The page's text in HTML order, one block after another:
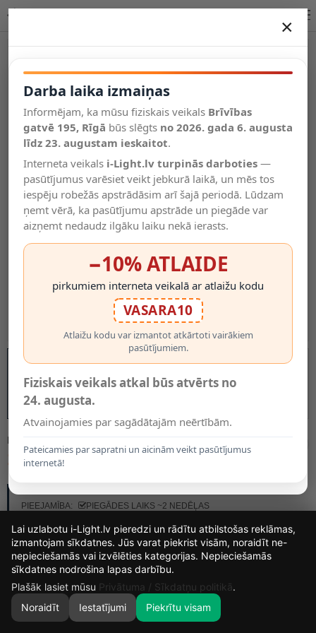
Salīdzināt
Vēlmju
saraksts
Valodas
0
MODELIS:
10.85€
PIEEJAMĪBA:
PIEGĀDES LAIKS ~2 NEDĒĻAS
×
Darba laika izmaiņas
Informējam, ka mūsu fiziskais veikals Brīvības
gatvē 195, Rīgā būs slēgts no 2026. gada 6. augusta
līdz 23. augustam ieskaitot.
Interneta veikals i-Light.lv turpinās darboties —
pasūtījumus varēsiet veikt jebkurā laikā, un mēs tos
iespēju robežās apstrādāsim arī šajā periodā. Lūdzam
ņemt vērā, ka pasūtījumu apstrāde un piegāde var
aizņemt nedaudz ilgāku laiku nekā ierasts.
−10% ATLAIDE
pirkumiem interneta veikalā ar atlaižu kodu
VASARA10
Atlaižu kodu var izmantot atkārtoti vairākiem
pasūtījumiem.
Fiziskais veikals atkal būs atvērts no
24. augusta.
Atvainojamies par sagādātajām neērtībām.
Pateicamies par sapratni un aicinām veikt pasūtījumus
internetā!
15
DIENAS
21
STUNDAS
47
MIN.
59
Lai uzlabotu i-Light.lv pieredzi un rādītu atbilstošas reklāmas,
izmantojam sīkdatnes. Jūs varat piekrist visām, noraidīt ne-
nepieciešamās vai izvēlēties kategorijas. Nepieciešamās
sīkdatnes nodrošina lapas darbību.
Plašāk lasiet mūsu Privātuma / Sīkdatņu politikā.
Noraidīt
Iestatījumi Piekrītu visam